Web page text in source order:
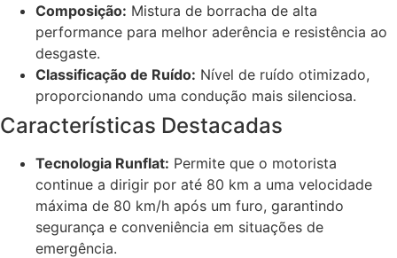
Composição: Mistura de borracha de alta
performance para melhor aderência e resistência ao
desgaste.
Classificação de Ruído: Nível de ruído otimizado,
proporcionando uma condução mais silenciosa.
Características Destacadas
Tecnologia Runflat: Permite que o motorista
continue a dirigir por até 80 km a uma velocidade
máxima de 80 km/h após um furo, garantindo
segurança e conveniência em situações de
emergência.